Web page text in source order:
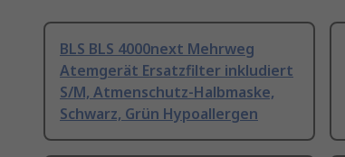
BLS BLS 4000next Mehrweg
Atemgerät Ersatzfilter inkludiert
S/M, Atmenschutz-Halbmaske,
Schwarz, Grün Hypoallergen